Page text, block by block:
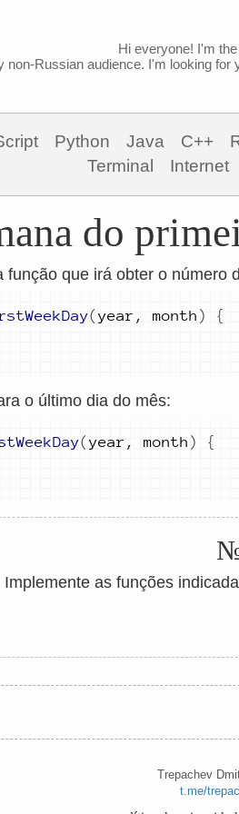
Hi everyone! I'm
non-Russian audience. I'm looking
Python Java C++
Terminal
Internet
do
função que irá obter o número
( year , month ) {
o último dia do mês:
( year , month ) {
Implemente as funções
Trepachev
t.me/